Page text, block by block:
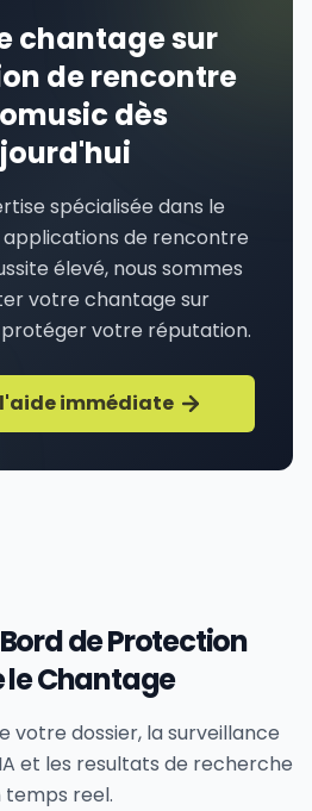
chantage sur
de rencontre
dès
spécialisée dans le
de rencontre
élevé, nous sommes
votre chantage sur
votre réputation.
immédiate
de Protection
le Chantage
votre dossier, la surveillance
et les resultats de recherche
temps reel.